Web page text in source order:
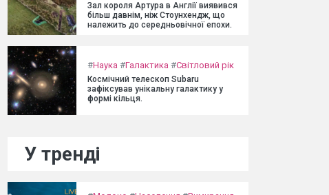
Зал короля Артура в Англії виявився
більш давнім, ніж Стоунхендж, що
належить до середньовічної епохи.
#Наука #Галактика #Світловий рік
Космічний телескоп Subaru
зафіксував унікальну галактику у
формі кільця.
У тренді